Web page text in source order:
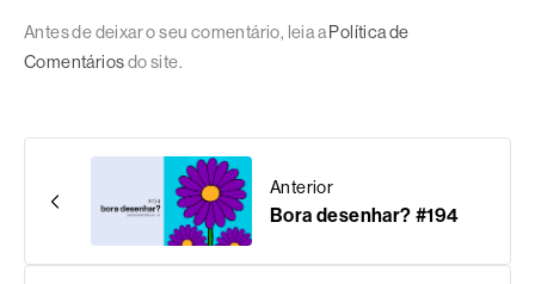
Antes de deixar o seu comentário, leia a Política de
Comentáriosdo site.
Anterior
Bora desenhar? #194